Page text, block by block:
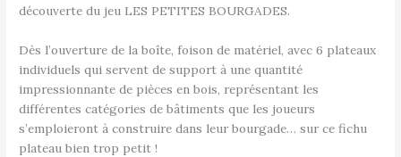
découverte du jeu LES PETITES BOURGADES.
Dès l’ouverture de la boîte, foison de matériel, avec 6 plateaux
individuels qui servent de support à une quantité
impressionnante de pièces en bois, représentant les
différentes catégories de bâtiments que les joueurs
s’emploieront à construire dans leur bourgade… sur ce fichu
plateau bien trop petit !